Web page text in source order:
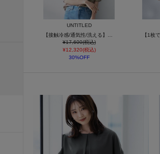
UNTITLED
¥17,600(税込)
¥12,320(税込)
30%OFF